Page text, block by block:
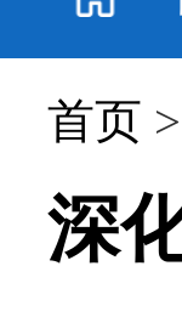
首页
深